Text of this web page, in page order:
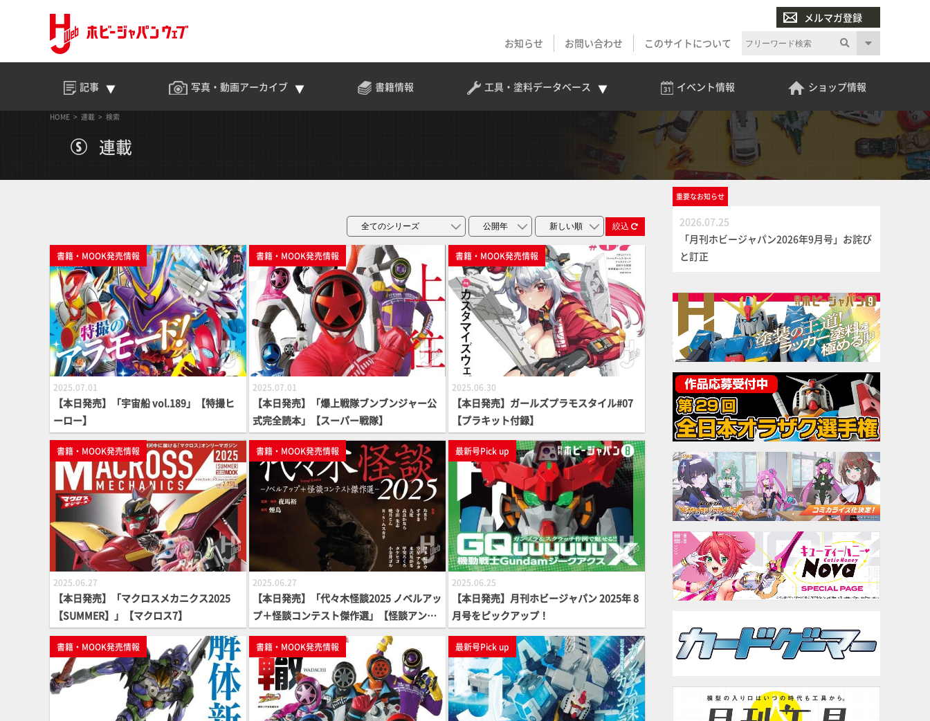
メルマガ登録
お知らせ
お問い合わせ このサイトについて
記事 写真・動画アーカイブ 書籍情報 工具・塗料データベース イベント情報 ショップ情報
HOME 連載 検索
連載
絞込
書籍・MOOK発売情報
2025.07.01
【本日発売】「宇宙船 vol.189」【特撮ヒ
ーロー】
書籍・MOOK発売情報
2025.07.01
【本日発売】「爆上戦隊ブンブンジャー公
式完全読本」【スーパー戦隊】
書籍・MOOK発売情報
2025.06.30
【本日発売】ガールズプラモスタイル#07
【プラキット付録】
書籍・MOOK発売情報
2025.06.27
【本日発売】「マクロスメカニクス2025
【SUMMER】」【マクロス7】
書籍・MOOK発売情報
2025.06.27
【本日発売】「代々木怪談2025 ノベルアッ
プ＋怪談コンテスト傑作選」【怪談アンソ
ロジー】
最新号Pick up
2025.06.25
【本日発売】月刊ホビージャパン 2025年 8
月号をピックアップ！
書籍・MOOK発売情報 書籍・MOOK発売情報 最新号Pick up
重要なお知らせ
2026.07.25
「月刊ホビージャパン2026年9月号」お詫び
と訂正